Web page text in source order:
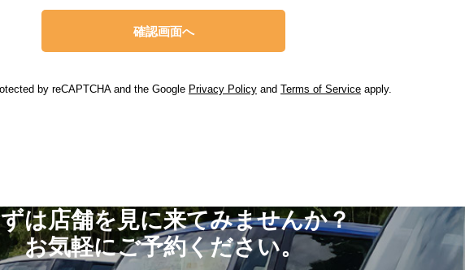
by reCAPTCHA and the Google Privacy Policy and Terms of Service apply.
は店舗を見に来てみませんか？
お気軽にご予約ください。